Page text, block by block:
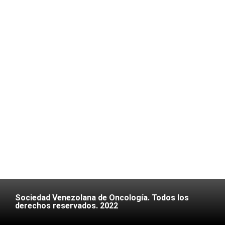
Sociedad Venezolana de Oncología. Todos los
derechos reservados. 2022